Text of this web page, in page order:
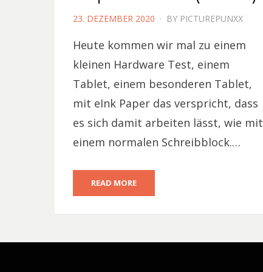
POSTED
23. DEZEMBER 2020 BY PICTUREPUNXX
Heute kommen wir mal zu einem
kleinen Hardware Test, einem
Tablet, einem besonderen Tablet,
mit eInk Paper das verspricht, dass
es sich damit arbeiten lässt, wie mit
einem normalen Schreibblock.…
READ MORE